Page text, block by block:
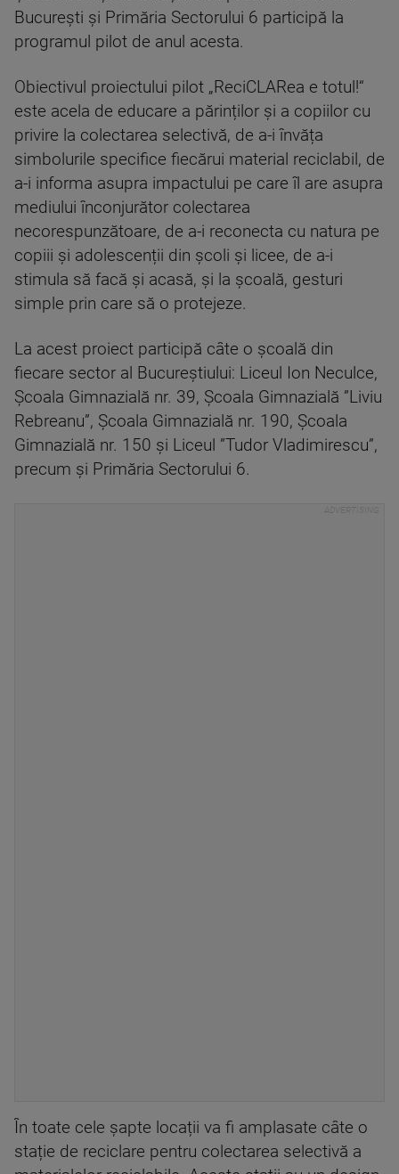
București și Primăria Sectorului 6 participă la
programul pilot de anul acesta.
Obiectivul proiectului pilot „ReciCLARea e totul!“
este acela de educare a părinților și a copiilor cu
privire la colectarea selectivă, de a-i învăța
simbolurile specifice fiecărui material reciclabil, de
a-i informa asupra impactului pe care îl are asupra
mediului înconjurător colectarea
necorespunzătoare, de a-i reconecta cu natura pe
copiii și adolescenții din școli și licee, de a-i
stimula să facă și acasă, și la școală, gesturi
simple prin care să o protejeze.
La acest proiect participă câte o școală din
fiecare sector al Bucureștiului: Liceul Ion Neculce,
Școala Gimnazială nr. 39, Școala Gimnazială ”Liviu
Rebreanu”, Școala Gimnazială nr. 190, Școala
Gimnazială nr. 150 și Liceul ”Tudor Vladimirescu”,
precum și Primăria Sectorului 6.
În toate cele șapte locații va fi amplasate câte o
stație de reciclare pentru colectarea selectivă a